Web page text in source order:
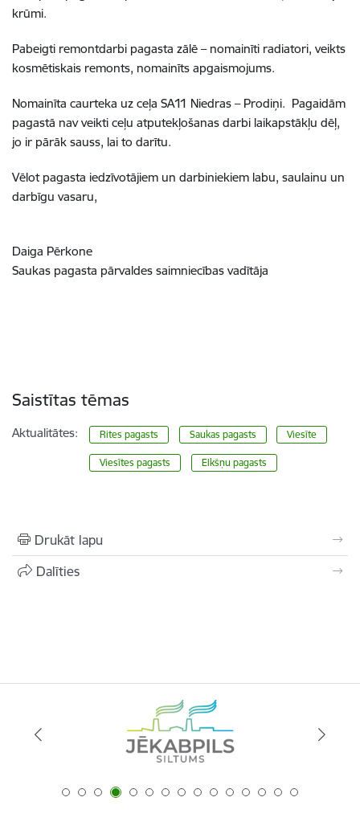
krūmi.
Pabeigti remontdarbi pagasta zālē – nomainīti radiatori, veikts
kosmētiskais remonts, nomainīts apgaismojums.
Nomainīta caurteka uz ceļa SA11 Niedras – Prodiņi. Pagaidām
pagastā nav veikti ceļu atputekļošanas darbi laikapstākļu dēļ,
jo ir pārāk sauss, lai to darītu.
Vēlot pagasta iedzīvotājiem un darbiniekiem labu, saulainu un
darbīgu vasaru,
Daiga Pērkone
Saukas pagasta pārvaldes saimniecības vadītāja
Saistītas tēmas
Aktualitātes: Rites pagasts Saukas pagasts Viesīte
Viesītes pagasts Elkšņu pagasts
Drukāt lapu
Dalīties